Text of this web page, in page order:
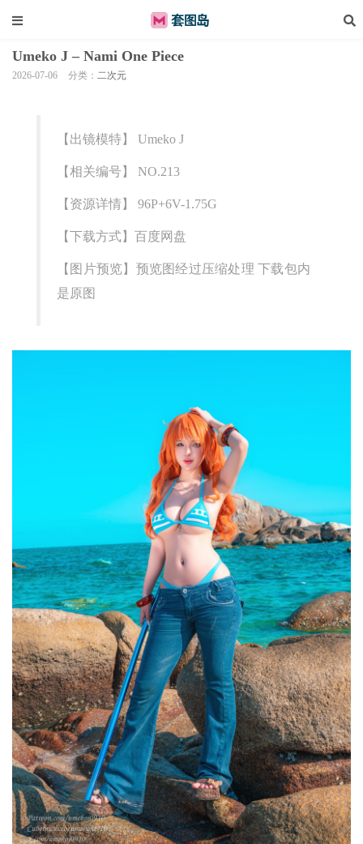
Umeko J – Nami One Piece
2026-07-06 分类： 二次元
【出镜模特】 Umeko J
【相关编号】 NO.213
【资源详情】 96P+6V-1.75G
【下载方式】百度网盘
【图片预览】预览图经过压缩处理 下载包内
是原图